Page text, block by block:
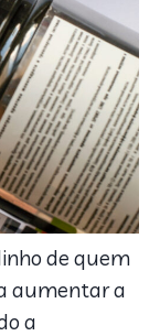
de quem
aumentar a
a